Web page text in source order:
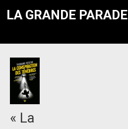
LA GRANDE PARADE
« La